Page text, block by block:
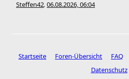
Steffen42, 06.08.2026, 06:04
Startseite Foren-Übersicht FAQ
Datenschutz